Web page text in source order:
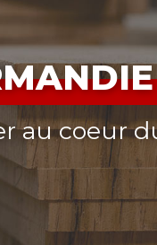
au coeur